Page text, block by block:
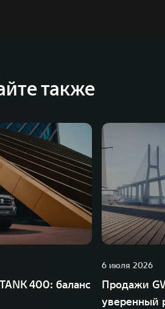
Таиланде, Бразилии и Индии, а
также
400: баланс
6 июля 2026
Продажи
уверенный